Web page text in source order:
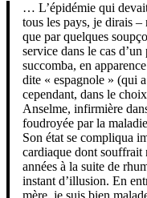
… L’épidémie qui
tous les pays, je dirais –
que par quelques
service dans le cas
succomba, en
dite « espagnole » (qui
cependant, dans le
Anselme, infirmière
foudroyée par la
Son état se compliqua
cardiaque dont souffrait
années à la suite de
instant d’illusion. En
mère, je suis bien